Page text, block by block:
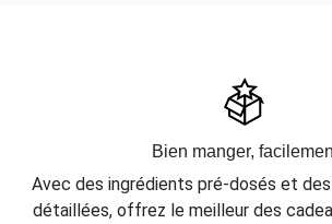
Bien manger,
Avec des ingrédients pré-dosés et
détaillées, offrez le meilleur des